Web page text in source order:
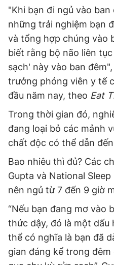
"Khi bạn đi ngủ vào
những trải nghiệm bạn
và tổng hợp chúng vào
biết rằng bộ não liên
sạch' này vào ban
trưởng phóng viên y tế
đầu năm nay, theo Eat
Trong thời gian đó,
đang loại bỏ các mảnh
chất độc có thể dẫn
Bao nhiêu thì đủ? Các
Gupta và National
nên ngủ từ 7 đến 9 giờ
“Nếu bạn đang mơ vào
thức dậy, đó là một dấu
thể có nghĩa là bạn đã
gian đáng kể trong